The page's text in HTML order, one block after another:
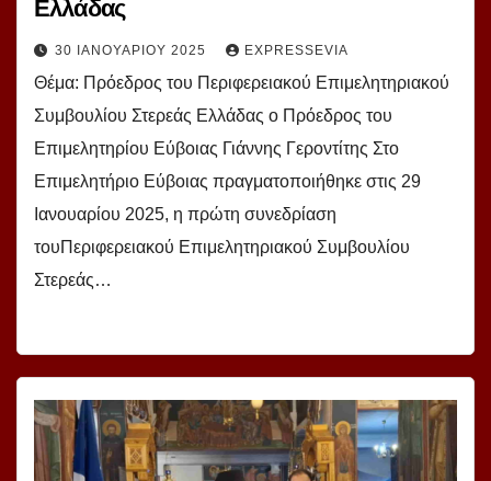
Ελλάδας
30 ΙΑΝΟΥΑΡΊΟΥ 2025 EXPRESSEVIA
Θέμα: Πρόεδρος του Περιφερειακού Επιμελητηριακού
Συμβουλίου Στερεάς Ελλάδας ο Πρόεδρος του
Επιμελητηρίου Εύβοιας Γιάννης Γεροντίτης Στο
Επιμελητήριο Εύβοιας πραγματοποιήθηκε στις 29
Ιανουαρίου 2025, η πρώτη συνεδρίαση
τουΠεριφερειακού Επιμελητηριακού Συμβουλίου
Στερεάς…